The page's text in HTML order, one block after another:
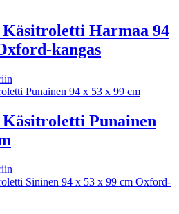
Harmaa 94
kangas
Punainen